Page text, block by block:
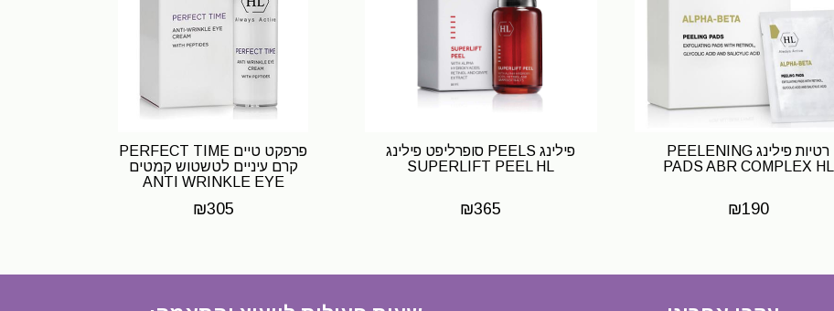
רטיות פילינג PEELENING
PADS ABR COMPLEX HL
₪190
פילינג PEELS סופרליפט פילינג
SUPERLIFT PEEL HL
₪365
פרפקט טיים PERFECT TIME
קרם עיניים לטשטוש קמטים
ANTI WRINKLE EYE
₪305